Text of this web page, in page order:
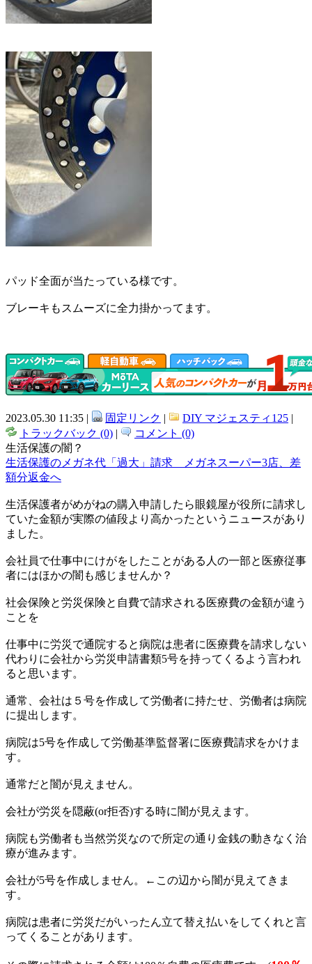
パッド全面が当たっている様です。
ブレーキもスムーズに全力掛かってます。
2023.05.30 11:35 | 固定リンク | DIY マジェスティ125 |
トラックバック (0) |
コメント (0)
生活保護の闇？
生活保護のメガネ代「過大」請求 メガネスーパー3店、差
額分返金へ
生活保護者がめがねの購入申請したら眼鏡屋が役所に請求し
ていた金額が実際の値段より高かったというニュースがあり
ました。
会社員で仕事中にけがをしたことがある人の一部と医療従事
者にはほかの闇も感じませんか？
社会保険と労災保険と自費で請求される医療費の金額が違う
ことを
仕事中に労災で通院すると病院は患者に医療費を請求しない
代わりに会社から労災申請書類5号を持ってくるよう言われ
ると思います。
通常、会社は５号を作成して労働者に持たせ、労働者は病院
に提出します。
病院は5号を作成して労働基準監督署に医療費請求をかけま
す。
通常だと闇が見えません。
会社が労災を隠蔽(or拒否)する時に闇が見えます。
病院も労働者も当然労災なので所定の通り金銭の動きなく治
療が進みます。
会社が5号を作成しません。←この辺から闇が見えてきま
す。
病院は患者に労災だがいったん立て替え払いをしてくれと言
ってくることがあります。